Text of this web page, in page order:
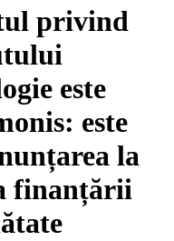
privind
este
este
la
finanțării